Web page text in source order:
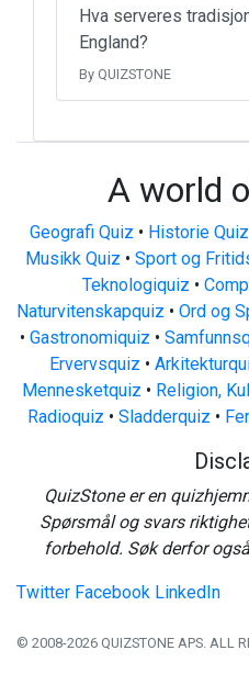
Hva serveres
England?
By QUIZSTONE
A world
Geografi Quiz • Historie Quiz
Musikk Quiz • Sport og
Teknologiquiz •
Naturvitenskapquiz • Ord og
• Gastronomiquiz •
Ervervsquiz •
Mennesketquiz • Religion,
Radioquiz • Sladderquiz •
QuizStone er en
Spørsmål og svars
forbehold. Søk derfor
Twitter Facebook LinkedIn
© 2008-2026 QUIZSTONE APS. ALL